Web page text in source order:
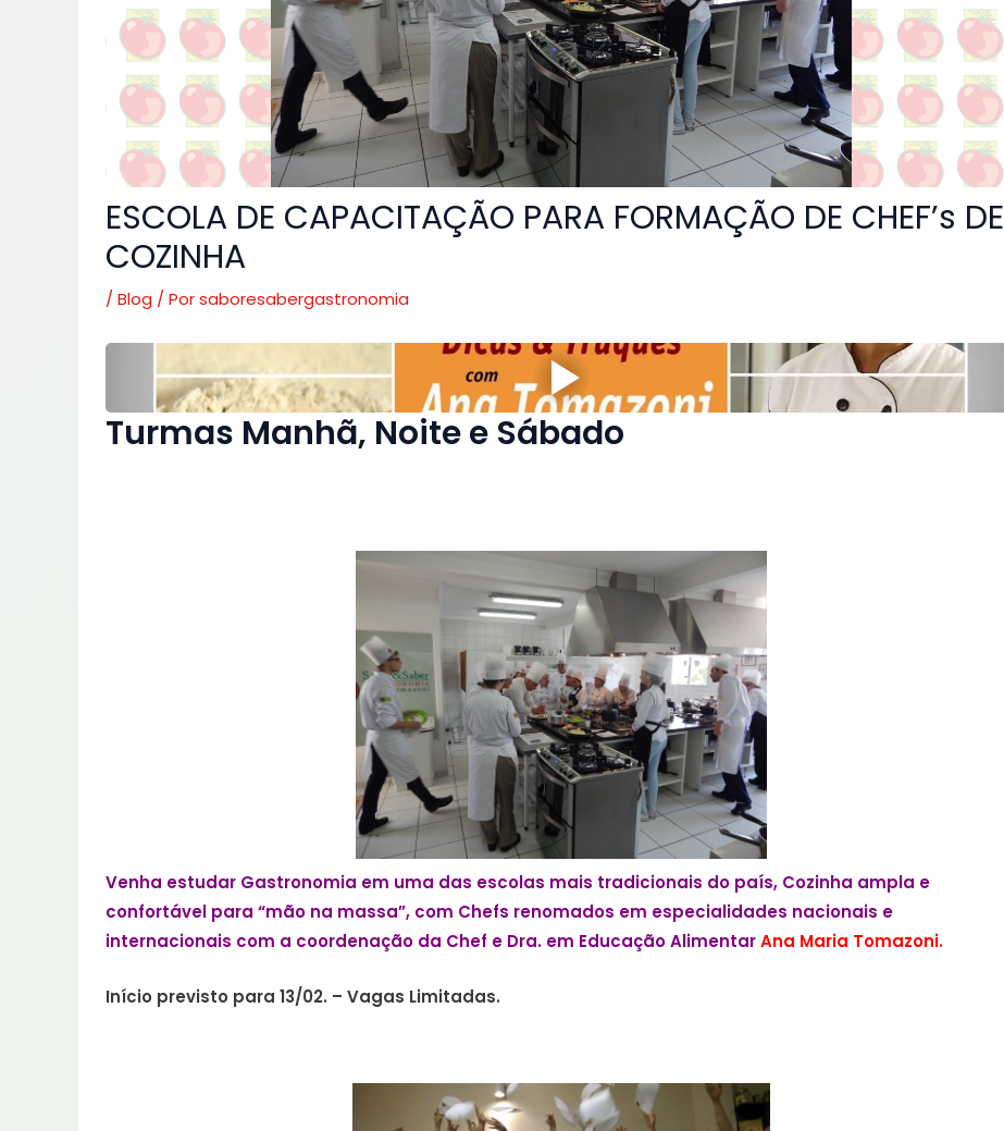
ESCOLA DE CAPACITAÇÃO PARA FORMAÇÃO DE CHEF’s DE
COZINHA
/ Blog / Porsaboresabergastronomia
Turmas Manhã, Noite e Sábado
Venha estudar Gastronomia em uma das escolas mais tradicionais do país, Cozinha ampla e
confortável para “mão na massa”, com Chefs renomados em especialidades nacionais e
internacionais com a coordenação da Chef e Dra. em Educação AlimentarAna Maria Tomazoni.
Início previsto para 13/02. – Vagas Limitadas.